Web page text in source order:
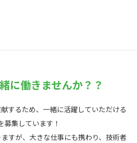
に働きませんか？？
するため、一緒に活躍していただける
募集しています！
すが、大きな仕事にも携わり、技術者